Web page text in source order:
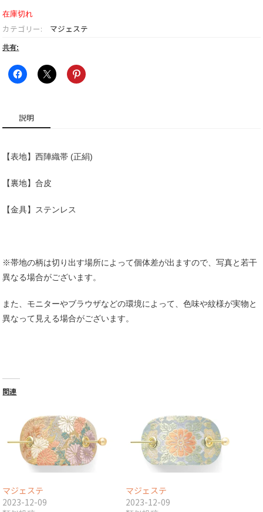
在庫切れ
カテゴリー: マジェステ
共有:
説明
【表地】西陣織帯 (正絹)
【裏地】合皮
【金具】ステンレス
※帯地の柄は切り出す場所によって個体差が出ますので、写真と若干
異なる場合がございます。
また、モニターやブラウザなどの環境によって、色味や紋様が実物と
異なって見える場合がございます。
関連
マジェステ
2023-12-09
マジェステ
2023-12-09